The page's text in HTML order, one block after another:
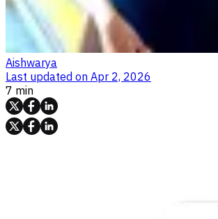
Aishwarya
Last updated on Apr 2, 2026
7 min